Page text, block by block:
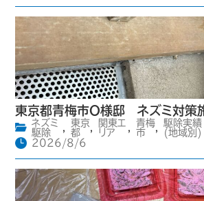
東京都青梅市O様邸 ネズミ対策
ネズミ
駆除
東京
都
関東エ
リア
青梅
市
駆除実績
(地域別)
2026/8/6